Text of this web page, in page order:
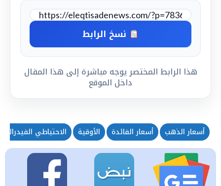
نسخ الرابط
هذا الرابط المختصر يوجه مباشرة إلى هذا المقال
داخل الموقع
أسعار الذهب أسعار الفائدة الأوقية الاحتياطي الفيدرالي